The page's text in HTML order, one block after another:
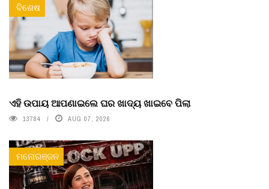
ବିଶେଷ
ଏହି ଉପାୟ ଆପଣାଇଲେ ଘର ଖାଦ୍ୟ ଖାଇବେ ପିଲା
13784 AUG 07, 2026
ମନୋରଞ୍ଜନ